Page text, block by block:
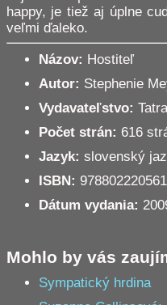
happy, je tiež aj úplne
veľmi ďaleko.
Názov: Hostiteľ
Autor: Stephenie
Vydavateľstvo:
Počet strán: 616
Jazyk: slovenský
ISBN:
Dátum vydania:
Mohlo by vás
Sympatický hrdina